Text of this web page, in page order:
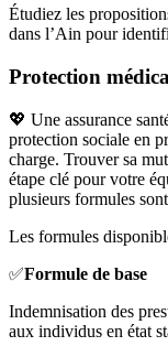
Étudiez les
dans l’Ain pour
Protection
💖 Une assurance
protection sociale en
charge. Trouver sa
étape clé pour votre
plusieurs formules
Les formules
✅Formule de base
Indemnisation des
aux individus en état